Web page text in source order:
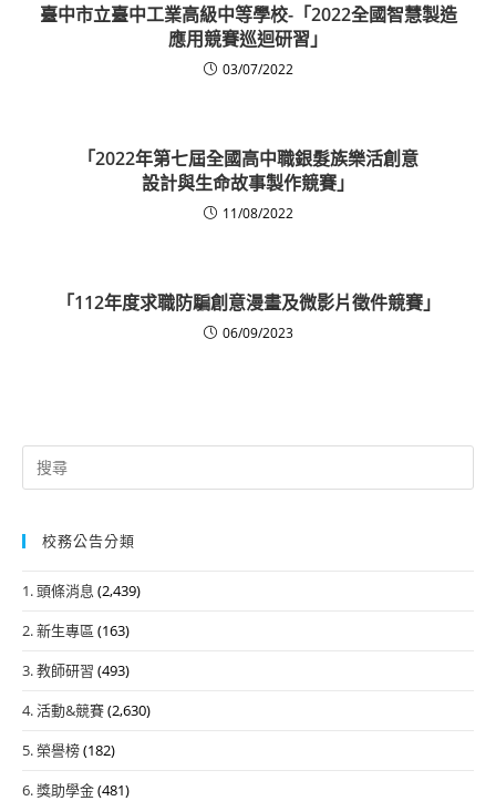
臺中市立臺中工業高級中等學校-「2022全國智慧製造
應用競賽巡迴研習」
03/07/2022
「2022年第七屆全國高中職銀髮族樂活創意
設計與生命故事製作競賽」
11/08/2022
「112年度求職防騙創意漫畫及微影片徵件競賽」
06/09/2023
Search
for:
校務公告分類
1. 頭條消息 (2,439)
2. 新生專區 (163)
3. 教師研習 (493)
4. 活動&競賽(2,630)
5. 榮譽榜(182)
6. 獎助學金(481)